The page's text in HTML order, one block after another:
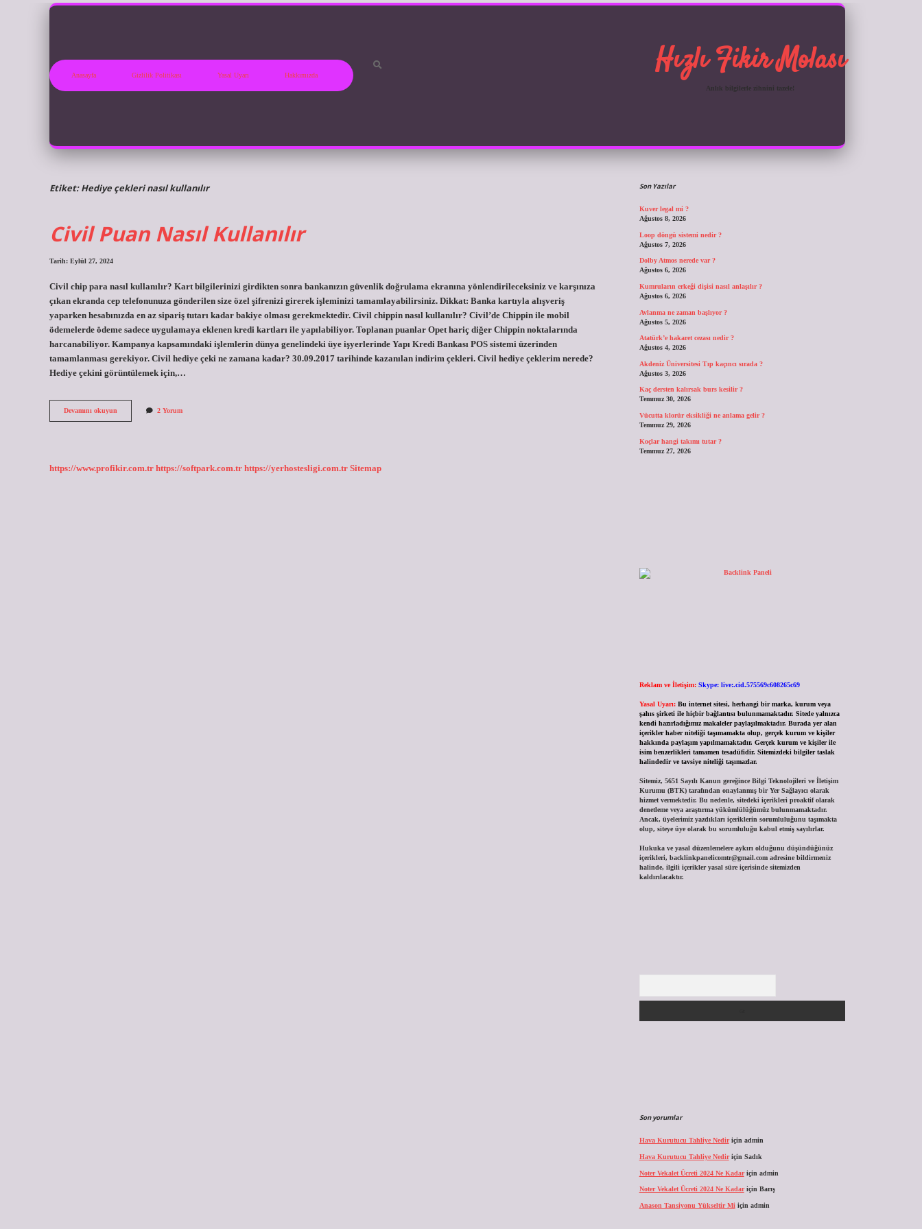
Anasayfa Gizlilik Politikası Yasal Uyarı Hakkımızda Hızlı Fikir Molası
Anlık bilgilerle zihnini tazele!
Etiket:Hediye çekleri nasıl kullanılır
Civil Puan Nasıl Kullanılır
Tarih: Eylül 27, 2024
Civil chip para nasıl kullanılır? Kart bilgilerinizi girdikten sonra bankanızın güvenlik doğrulama ekranına yönlendirileceksiniz ve karşınıza
çıkan ekranda cep telefonunuza gönderilen size özel şifrenizi girerek işleminizi tamamlayabilirsiniz. Dikkat: Banka kartıyla alışveriş
yaparken hesabınızda en az sipariş tutarı kadar bakiye olması gerekmektedir. Civil chippin nasıl kullanılır? Civil’de Chippin ile mobil
ödemelerde ödeme sadece uygulamaya eklenen kredi kartları ile yapılabiliyor. Toplanan puanlar Opet hariç diğer Chippin noktalarında
harcanabiliyor. Kampanya kapsamındaki işlemlerin dünya genelindeki üye işyerlerinde Yapı Kredi Bankası POS sistemi üzerinden
tamamlanması gerekiyor. Civil hediye çeki ne zamana kadar? 30.09.2017 tarihinde kazanılan indirim çekleri. Civil hediye çeklerim nerede?
Hediye çekini görüntülemek için,…
Devamını okuyun
Puan
2 Yorum
https://www.profikir.com.tr https://softpark.com.tr https://yerhostesligi.com.tr Sitemap
Sidebar
Son Yazılar
Kuver legal mi ?
Ağustos 8, 2026
Loop döngü sistemi nedir ?
Ağustos 7, 2026
Dolby Atmos nerede var ?
Ağustos 6, 2026
Kumruların erkeği dişisi nasıl anlaşılır ?
Ağustos 6, 2026
Avlanma ne zaman başlıyor ?
Ağustos 5, 2026
Atatürk’e hakaret cezası nedir ?
Ağustos 4, 2026
Akdeniz Üniversitesi Tıp kaçıncı sırada ?
Ağustos 3, 2026
Kaç dersten kalırsak burs kesilir ?
Temmuz 30, 2026
Vücutta klorür eksikliği ne anlama gelir ?
Temmuz 29, 2026
Koçlar hangi takımı tutar ?
Temmuz 27, 2026
Reklam ve İletişim: Skype: live:.cid.575569c608265c69
Yasal Uyarı: Bu internet sitesi, herhangi bir marka, kurum veya
şahıs şirketi ile hiçbir bağlantısı bulunmamaktadır. Sitede yalnızca
kendi hazırladığımız makaleler paylaşılmaktadır. Burada yer alan
içerikler haber niteliği taşımamakta olup, gerçek kurum ve kişiler
hakkında paylaşım yapılmamaktadır. Gerçek kurum ve kişiler ile
isim benzerlikleri tamamen tesadüfidir. Sitemizdeki bilgiler taslak
halindedir ve tavsiye niteliği taşımazlar.
Sitemiz, 5651 Sayılı Kanun gereğince Bilgi Teknolojileri ve İletişim
Kurumu (BTK) tarafından onaylanmış bir Yer Sağlayıcı olarak
hizmet vermektedir. Bu nedenle, sitedeki içerikleri proaktif olarak
denetleme veya araştırma yükümlülüğümüz bulunmamaktadır.
Ancak, üyelerimiz yazdıkları içeriklerin sorumluluğunu taşımakta
olup, siteye üye olarak bu sorumluluğu kabul etmiş sayılırlar.
Hukuka ve yasal düzenlemelere aykırı olduğunu düşündüğünüz
içerikleri, backlinkpanelicomtr@gmail.comadresine bildirmeniz
halinde, ilgili içerikler yasal süre içerisinde sitemizden
kaldırılacaktır.
Son yorumlar
Hava Kurutucu Tahliye Nediriçin admin
Hava Kurutucu Tahliye Nediriçin Sadık
Noter Vekalet Ücreti 2024 Ne Kadariçin admin
Noter Vekalet Ücreti 2024 Ne Kadariçin Barış
Anason Tansiyonu Yükseltir Mi için admin